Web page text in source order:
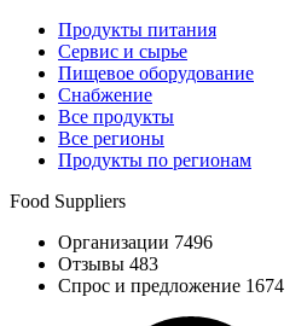
Продукты питания
Сервис и сырье
Пищевое оборудование
Снабжение
Все продукты
Все регионы
Продукты по регионам
Food Suppliers
Организации 7496
Отзывы 483
Спрос и предложение 1674